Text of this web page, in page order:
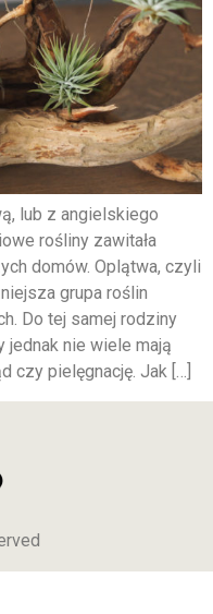
lub z angielskiego
rośliny zawitała
domów. Oplątwa, czyli
grupa roślin
Do tej samej rodziny
jednak nie wiele mają
czy pielęgnację. Jak […]